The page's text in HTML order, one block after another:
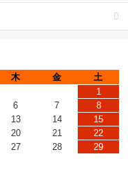
木 金
土
1
6 7
8
13 14
15
20 21
22
27 28
29